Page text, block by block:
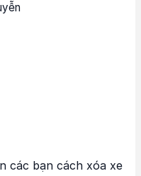
các bạn cách xóa xe